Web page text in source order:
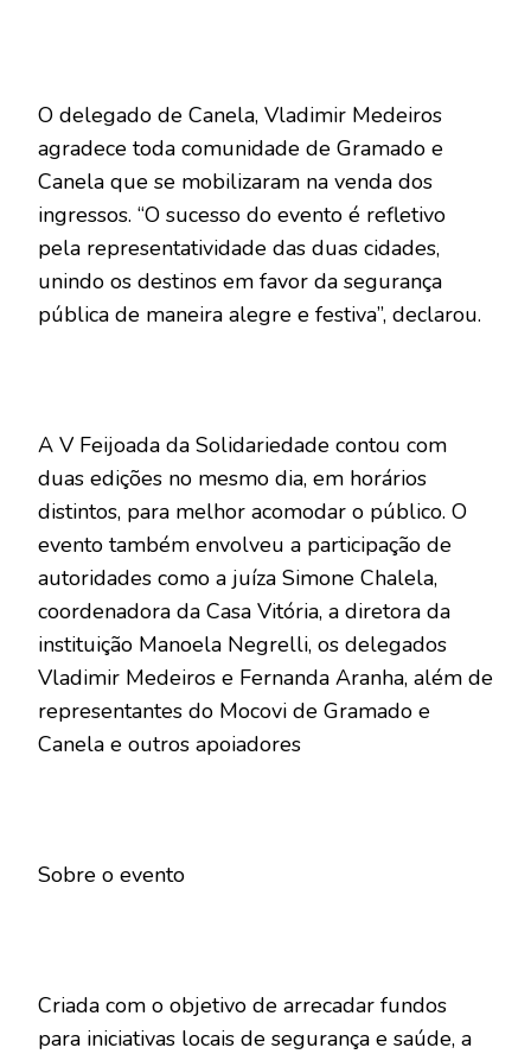
O delegado de Canela, Vladimir Medeiros
agradece toda comunidade de Gramado e
Canela que se mobilizaram na venda dos
ingressos. “O sucesso do evento é refletivo
pela representatividade das duas cidades,
unindo os destinos em favor da segurança
pública de maneira alegre e festiva”, declarou.
A V Feijoada da Solidariedade contou com
duas edições no mesmo dia, em horários
distintos, para melhor acomodar o público. O
evento também envolveu a participação de
autoridades como a juíza Simone Chalela,
coordenadora da Casa Vitória, a diretora da
instituição Manoela Negrelli, os delegados
Vladimir Medeiros e Fernanda Aranha, além de
representantes do Mocovi de Gramado e
Canela e outros apoiadores
Sobre o evento
Criada com o objetivo de arrecadar fundos
para iniciativas locais de segurança e saúde, a